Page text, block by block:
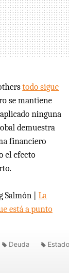
todo sigue
se mantiene
ninguna
demuestra
financiero
el efecto
Salmón | La
está a punto
Deuda